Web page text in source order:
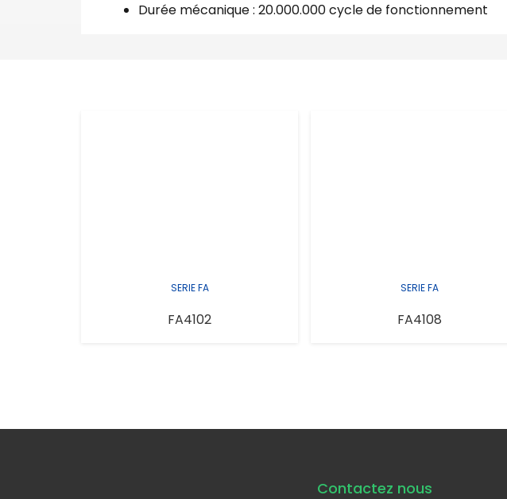
Durée mécanique : 20.000.000 cycle de fonctionnement
SERIE FA
FA4102
SERIE FA
FA4108
Contactez nous